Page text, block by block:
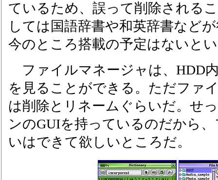
ているため、誤って削除される
しては国語辞書や和英辞書など
今のところ搭載の予定はないと
ファイルマネージャは、HDD
を見ることができる。ただファ
は削除とリネームぐらいだ。せ
ンのGUIを持っているのだから
いはできて欲しいところだ。